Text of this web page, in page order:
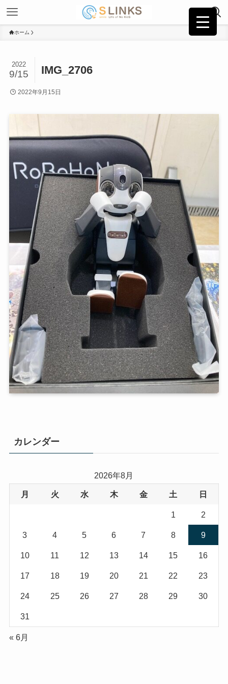
ホーム
IMG_2706
2022
9/15
2022年9月15日
カレンダー
2026年8月
月 火 水 木 金 土 日
1 2
3 4 5 6 7 8 9
10 11 12 13 14 15 16
17 18 19 20 21 22 23
24 25 26 27 28 29 30
31
« 6月